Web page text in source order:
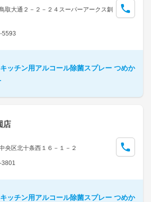
取大通２－２－２４スーパーアークス釧
5593
ッチン用アルコール除菌スプレー つめか
店
央区北十条西１６－１－２
ッチン用アルコール除菌スプレー つめか